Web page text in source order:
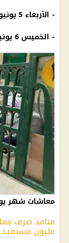
- الأربعاء 5 يونيو: اليوم الخامس للصرف.
- الخميس 6 يونيو: اليوم السادس والأخير للصرف.
معاشات شهر
مليون